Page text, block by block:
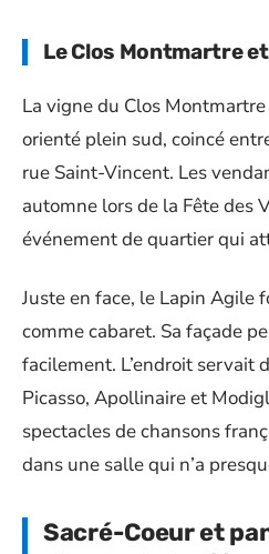
Le Clos Montmartre
La vigne du Clos
orienté plein sud, coincé
rue Saint-Vincent. Les
automne lors de la Fête des
événement de quartier qui
Juste en face, le Lapin Agile
comme cabaret. Sa façade
facilement. L’endroit servait
Picasso, Apollinaire et
spectacles de chansons
dans une salle qui n’a
Sacré-Coeur et